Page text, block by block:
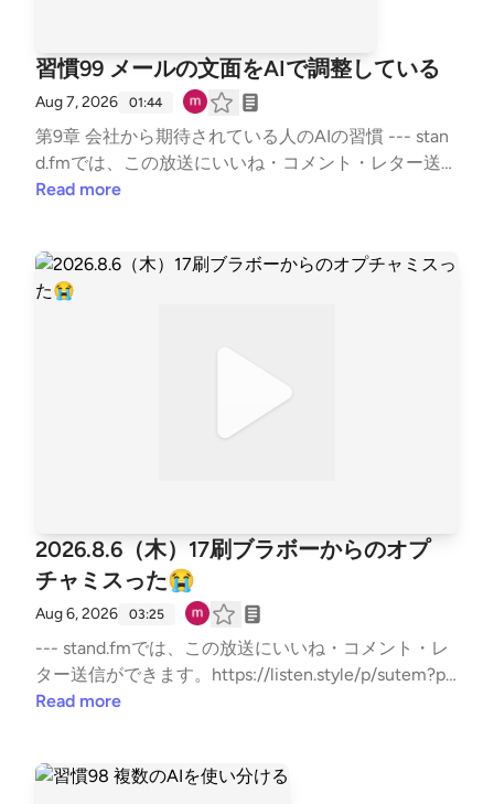
習慣99 メールの文面をAIで調整している
Aug 7, 2026 01:44
第9章 会社から期待されている人のAIの習慣 --- stan
d.fmでは、この放送にいいね・コメント・レター送信
ができます。https://listen.style/p/sutem?par8V21j ht
Read more
2026.8.6（木）17刷ブラボーからのオプ
チャミスった😭
Aug 6, 2026 03:25
--- stand.fmでは、この放送にいいね・コメント・レ
ター送信ができます。https://listen.style/p/sutem?pa
r8V21j https://stand.fm/channels/67b5e9879dcfb503
Read more